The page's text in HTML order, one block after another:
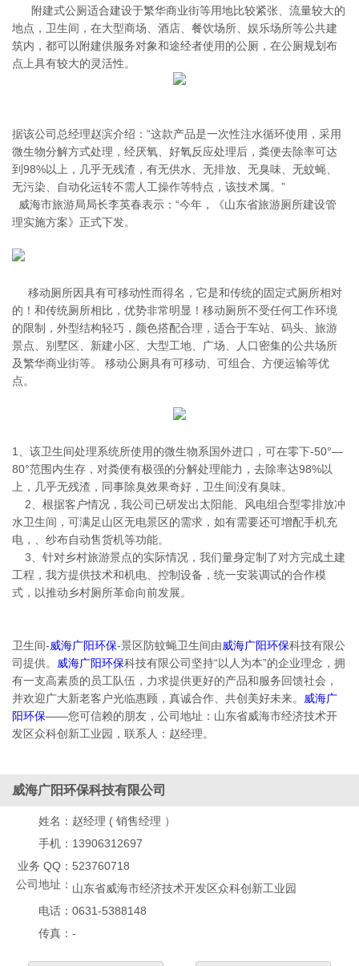
附建式公厕适合建设于繁华商业街等用地比较紧张、流量较大的
地点，卫生间，在大型商场、酒店、餐饮场所、娱乐场所等公共建
筑内，都可以附建供服务对象和途经者使用的公厕，在公厕规划布
点上具有较大的灵活性。
据该公司总经理赵滨介绍：“这款产品是一次性注水循环使用，采用
微生物分解方式处理，经厌氧、好氧反应处理后，粪便去除率可达
到98%以上，几乎无残渣，有无供水、无排放、无臭味、无蚊蝇、
无污染、自动化运转不需人工操作等特点，该技术属。”
威海市旅游局局长李英春表示：“今年，《山东省旅游厕所建设管
理实施方案》正式下发。
移动厕所因具有可移动性而得名，它是和传统的固定式厕所相对
的！和传统厕所相比，优势非常明显！移动厕所不受任何工作环境
的限制，外型结构轻巧，颜色搭配合理，适合于车站、码头、旅游
景点、别墅区、新建小区、大型工地、广场、人口密集的公共场所
及繁华商业街等。 移动公厕具有可移动、可组合、方便运输等优
点。
1、该卫生间处理系统所使用的微生物系国外进口，可在零下-50°—
80°范围内生存，对粪便有极强的分解处理能力，去除率达98%以
上，几乎无残渣，同事除臭效果奇好，卫生间没有臭味。
2、根据客户情况，我公司已研发出太阳能、风电组合型零排放冲
水卫生间，可满足山区无电景区的需求，如有需要还可增配手机充
电，、纱布自动售货机等功能。
3、针对乡村旅游景点的实际情况，我们量身定制了对方完成土建
工程，我方提供技术和机电、控制设备，统一安装调试的合作模
式，以推动乡村厕所革命向前发展。
卫生间-威海广阳环保-景区防蚊蝇卫生间由威海广阳环保科技有限公
司提供。
威海广阳环保科技有限公司坚持“以人为本”的企业理念，拥
有一支高素质的员工队伍，力求提供更好的产品和服务回馈社会，
并欢迎广大新老客户光临惠顾，真诚合作、共创美好未来。
威海广
阳环保——您可信赖的朋友，公司地址：山东省威海市经济技术开
发区众科创新工业园，联系人：赵经理。
威海广阳环保科技有限公司
姓名： 赵经理 ( 销售经理 ）
手机： 13906312697
业务 QQ： 523760718
公司地址： 山东省威海市经济技术开发区众科创新工业园
电话： 0631-5388148
传真： -